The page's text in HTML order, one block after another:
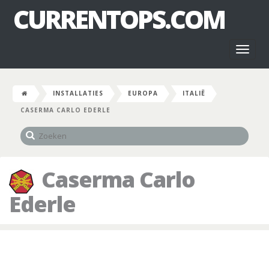
CURRENTOPS.COM
INSTALLATIES EUROPA
ITALIË
CASERMA CARLO EDERLE
Caserma Carlo
Ederle